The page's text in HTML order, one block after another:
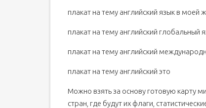
Новые материалы
Популярное
Нужное всем
плакат на тему английский язык в моей
плакат на тему английский глобальный
плакат на тему английский
плакат на тему английский это
Можно взять за основу готовую карту
стран, где будут их флаги,